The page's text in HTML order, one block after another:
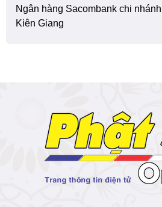
Ngân hàng Sacombank chi nhánh
Kiên Giang